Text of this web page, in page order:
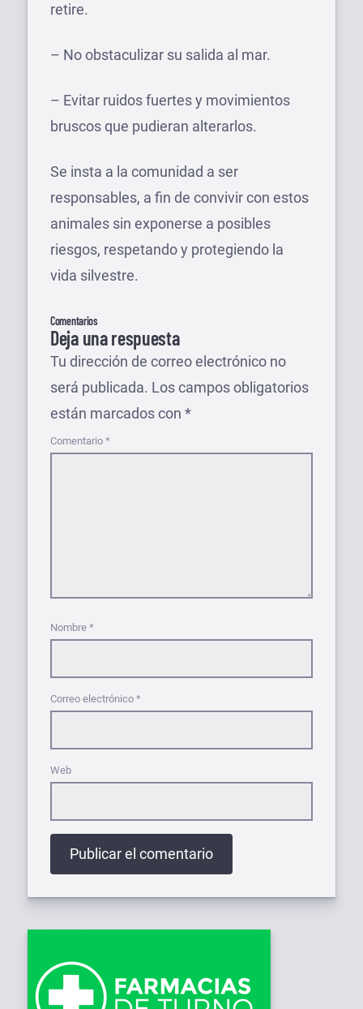
retire.
– No obstaculizar su salida al mar.
– Evitar ruidos fuertes y movimientos
bruscos que pudieran alterarlos.
Se insta a la comunidad a ser
responsables, a fin de convivir con estos
animales sin exponerse a posibles
riesgos, respetando y protegiendo la
vida silvestre.
Comentarios
Deja una respuesta
Tu dirección de correo electrónico no
será publicada. Los campos obligatorios
están marcados con *
Comentario *
Nombre *
Correo electrónico *
Web